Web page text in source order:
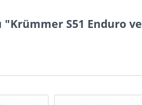
S51 Enduro